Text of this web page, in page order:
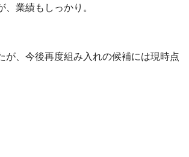
業績もしっかり。
、今後再度組み入れの候補には現時点